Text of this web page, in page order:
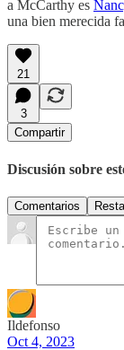
a McCarthy es
una bien merecida
21
3
Compartir
Discusión sobre
Comentarios
Ildefonso
Oct 4, 2023